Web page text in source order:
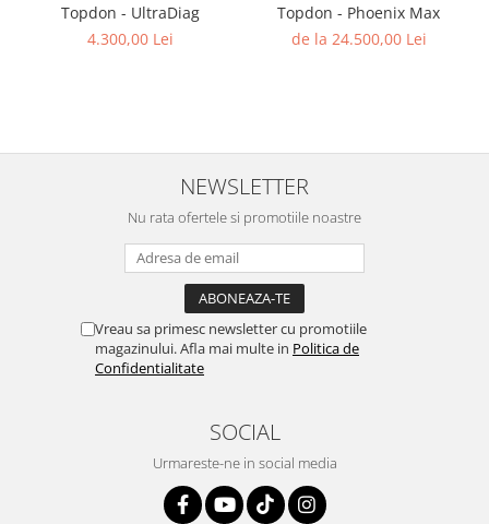
Topdon - UltraDiag
4.300,00 Lei
Topdon - Phoenix Max
de la 24.500,00 Lei
NEWSLETTER
Nu rata ofertele si promotiile noastre
Vreau sa primesc newsletter cu promotiile
magazinului. Afla mai multe in Politica de
Confidentialitate
SOCIAL
Urmareste-ne in social media